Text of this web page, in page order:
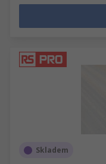
Skladem